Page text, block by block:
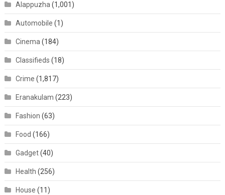
Alappuzha(1,001)
Automobile (1)
Cinema(184)
Classifieds (18)
Crime (1,817)
Eranakulam (223)
Fashion (63)
Food (166)
Gadget(40)
Health (256)
House (11)